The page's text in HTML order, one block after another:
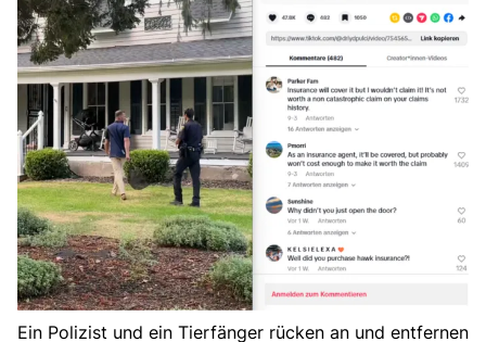
Ein Polizist und ein Tierfänger rücken an und entfernen